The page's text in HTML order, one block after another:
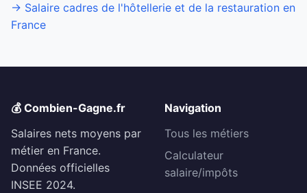
→ Salaire cadres de l'hôtellerie et de la restauration en
France
💰 Combien-Gagne.fr
Salaires nets moyens par
métier en France.
Données officielles
INSEE 2024.
Navigation
Tous les métiers
Calculateur
salaire/impôts